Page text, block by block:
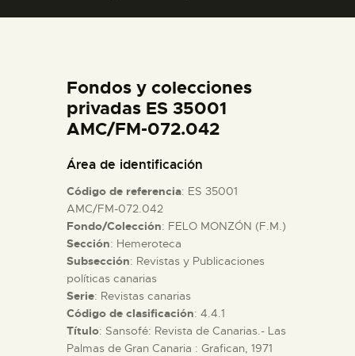
ESPAÑOL
ACTIVIDADES
█
EL MUSEO
COLECCIONES
Fondos y colecciones
privadas ES 35001
AMC/FM-072.042
Área de identificación
Código de referencia: ES 35001
AMC/FM-072.042
Fondo/Colección: FELO MONZÓN (F.M.)
Sección: Hemeroteca
Subsección: Revistas y Publicaciones
políticas canarias
Serie: Revistas canarias
Código de clasificación: 4.4.1
Título: Sansofé: Revista de Canarias.- Las
Palmas de Gran Canaria : Grafican, 1971